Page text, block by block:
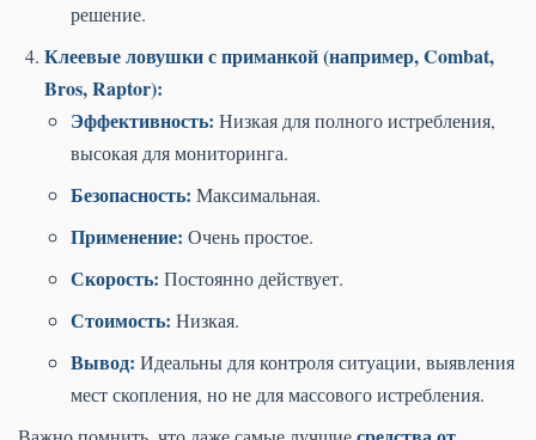
решение.
Клеевые ловушки с приманкой (например, Combat,
Bros, Raptor):
Эффективность: Низкая для полного истребления,
высокая для мониторинга.
Безопасность: Максимальная.
Применение: Очень простое.
Скорость: Постоянно действует.
Стоимость: Низкая.
Вывод: Идеальны для контроля ситуации, выявления
мест скопления, но не для массового истребления.